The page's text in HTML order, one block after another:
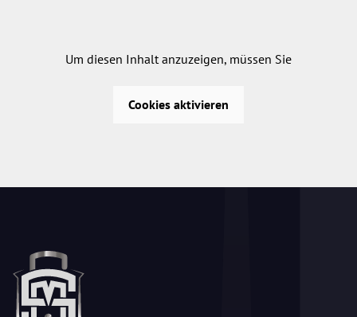
Um diesen Inhalt anzuzeigen, müssen Sie
Cookies aktivieren